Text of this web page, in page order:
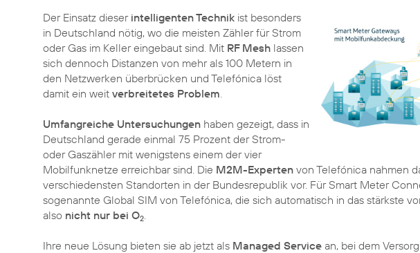
Der Einsatz dieser intelligenten Technik ist besonders
in Deutschland nötig, wo die meisten Zähler für Strom
oder Gas im Keller eingebaut sind. Mit RF Mesh lassen
sich dennoch Distanzen von mehr als 100 Metern in
den Netzwerken überbrücken und Telefónica löst
damit ein weit verbreitetes Problem.
Umfangreiche Untersuchungen haben gezeigt, dass in
Deutschland gerade einmal 75 Prozent der Strom-
oder Gaszähler mit wenigstens einem der vier
Mobilfunknetze erreichbar sind. Die M2M-Experten von Telefónica nahmen
verschiedensten Standorten in der Bundesrepublik vor. Für Smart Meter
sogenannte Global SIM von Telefónica, die sich automatisch in das stärkste
also nicht nur bei O2.
Ihre neue Lösung bieten sie ab jetzt als Managed Service an, bei dem